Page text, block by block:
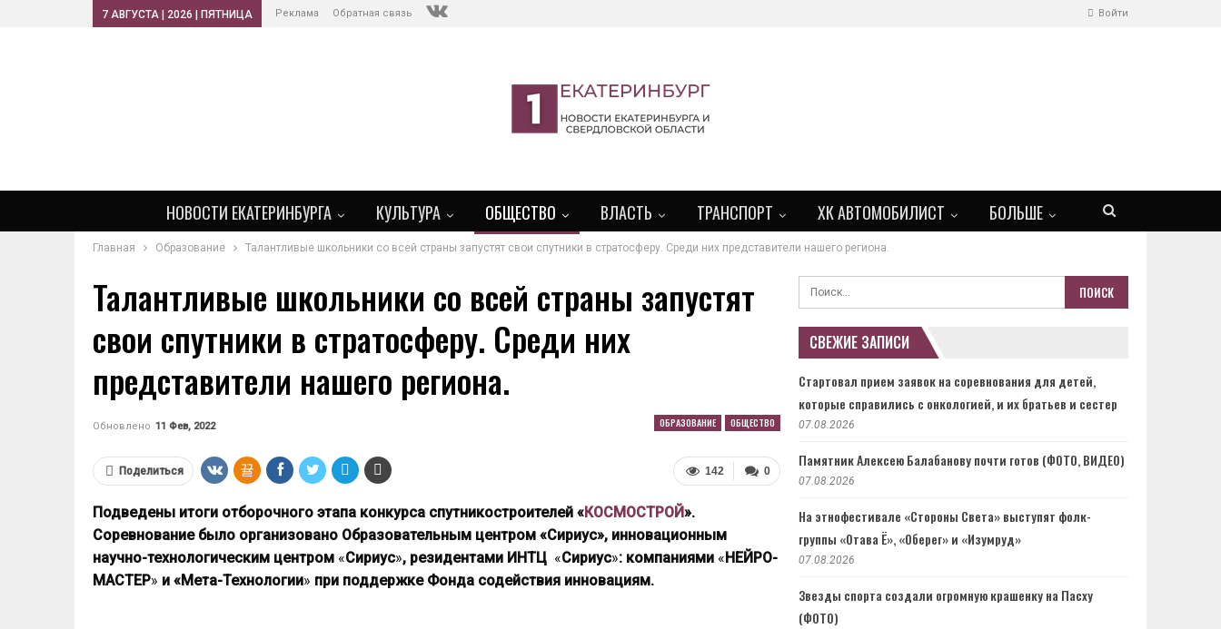
Войти
7 АВГУСТА | 2026 | ПЯТНИЦА Реклама Обратная связь
НОВОСТИ ЕКАТЕРИНБУРГА КУЛЬТУРА ОБЩЕСТВО ВЛАСТЬ ТРАНСПОРТ ХК АВТОМОБИЛИСТ БОЛЬШЕ
Главная Образование Талантливые школьники со всей страны запустят свои спутники в стратосферу. Среди них представители нашего региона.
Талантливые школьники со всей страны запустят
свои спутники в стратосферу. Среди них
представители нашего региона.
ОБРАЗОВАНИЕ ОБЩЕСТВО
Обновлено 11 Фев, 2022
0
142
Поделиться
Подведены итоги отборочного этапа конкурса спутникостроителей «КОСМОСТРОЙ».
Соревнование было организовано Образовательным центром «Сириус», инновационным
научно-технологическим центром «Сириус», резидентами ИНТЦ «Сириус»: компаниями «НЕЙРО-
МАСТЕР» и «Мета-Технологии» при поддержке Фонда содействия инновациям.
СВЕЖИЕ ЗАПИСИ
Стартовал прием заявок на соревнования для детей,
которые справились с онкологией, и их братьев и сестер
07.08.2026
Памятник Алексею Балабанову почти готов (ФОТО, ВИДЕО)
07.08.2026
На этнофестивале «Стороны Света» выступят фолк-
группы «Отава Ё», «Оберег» и «Изумруд»
07.08.2026
Звезды спорта создали огромную крашенку на Пасху
(ФОТО)